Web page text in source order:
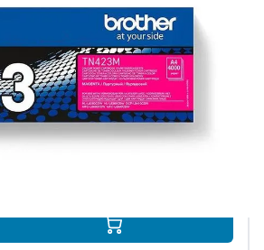
193,50 €TTC
161,25 € HT